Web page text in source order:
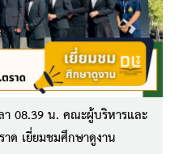
08.39 น. คณะผู้บริหารและ
ด เยี่ยมชมศึกษาดูงาน